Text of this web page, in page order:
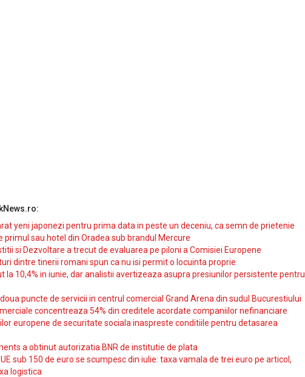
yeni japonezi pentru prima data in peste un deceniu, ca semn de prietenie
primul sau hotel din Oradea sub brandul Mercure
si Dezvoltare a trecut de evaluarea pe piloni a Comisiei Europene
dintre tinerii romani spun ca nu isi permit o locuinta proprie
la 10,4% in iunie, dar analistii avertizeaza asupra presiunilor persistente pentru
doua puncte de servicii in centrul comercial Grand Arena din sudul Bucurestiului
concentreaza 54% din creditele acordate companiilor nefinanciare
europene de securitate sociala inaspreste conditiile pentru detasarea
a obtinut autorizatia BNR de institutie de plata
sub 150 de euro se scumpesc din iulie: taxa vamala de trei euro pe articol,
logistica